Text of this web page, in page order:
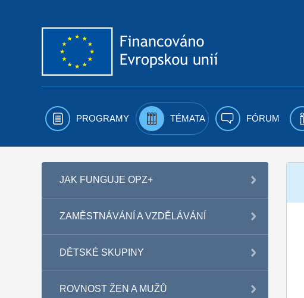
PROGRAMY TÉMATA FÓRUM
JAK FUNGUJE OPZ+
ZAMĚSTNÁVÁNÍ A VZDĚLÁVÁNÍ
DĚTSKÉ SKUPINY
ROVNOST ŽEN A MUŽŮ